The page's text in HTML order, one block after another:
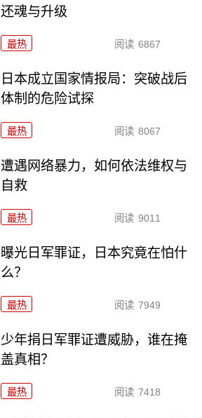
还魂与升级
最热 阅读 6867
日本成立国家情报局：突破战后
体制的危险试探
最热 阅读 8067
遭遇网络暴力，如何依法维权与
自救
最热 阅读 9011
曝光日军罪证，日本究竟在怕什
么？
最热 阅读 7949
少年捐日军罪证遭威胁，谁在掩
盖真相？
最热 阅读 7418